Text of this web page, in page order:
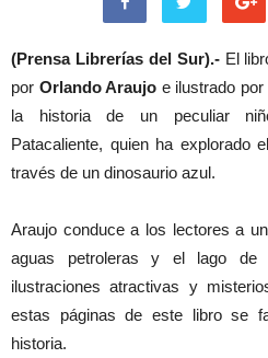
(Prensa Librerías del Sur).- El
por Orlando Araujo e ilustrado por
la historia de un peculiar
Patacaliente, quien ha explorado
través de un dinosaurio azul.
Araujo conduce a los lectores a
aguas petroleras y el lago de
ilustraciones atractivas y
estas páginas de este libro se
historia.